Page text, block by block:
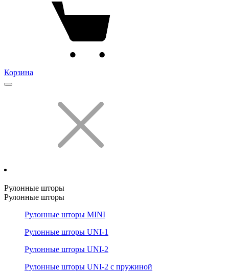
Корзина
Рулонные шторы
Рулонные шторы
Рулонные шторы MINI
Рулонные шторы UNI-1
Рулонные шторы UNI-2
Рулонные шторы UNI-2 с пружиной